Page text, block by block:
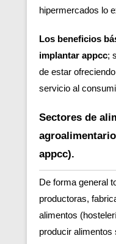
hipermercados lo
Los beneficios
implantar appcc;
de estar
servicio al
Sectores de
appcc).
De forma general
productoras,
alimentos
producir alimentos